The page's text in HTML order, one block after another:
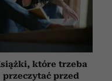
które trzeba
przeczytać przed